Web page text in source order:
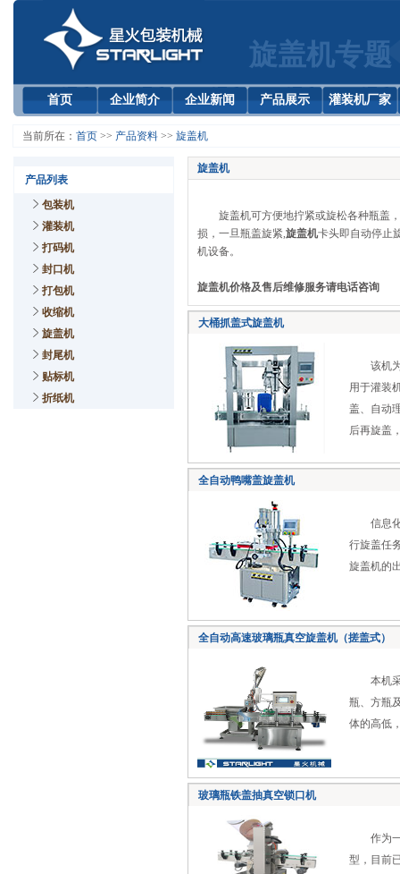
旋盖机专题
首页 企业简介 企业新闻 产品展示 灌装机厂家
当前所在： 首页 >> 产品资料 >> 旋盖机
产品列表
包装机
灌装机
打码机
封口机
打包机
收缩机
旋盖机
封尾机
贴标机
折纸机
旋盖机
旋盖机可方便地拧紧或旋松各种瓶盖，
损，一旦瓶盖旋紧,旋盖机卡头即自动停止
机设备。
旋盖机价格及售后维修服务请电话咨询
大桶抓盖式旋盖机
该机为
用于灌装
盖、自动
后再旋盖
全自动鸭嘴盖旋盖机
信息化
行旋盖任
旋盖机的
全自动高速玻璃瓶真空旋盖机（搓盖式）
本机采
瓶、方瓶
体的高低
玻璃瓶铁盖抽真空锁口机
作为一
型，目前